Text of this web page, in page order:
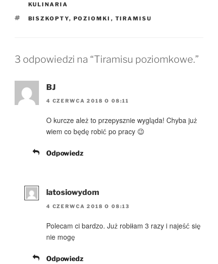
KULINARIA
TAGI
BISZKOPTY, POZIOMKI , TIRAMISU
3 odpowiedzi na “Tiramisu poziomkowe.”
BJ
4 CZERWCA 2018 O 08:11
O kurcze ależ to przepysznie wygląda! Chyba już
wiem co będę robić po pracy 😉
Odpowiedz
latosiowydom
4 CZERWCA 2018 O 08:13
Polecam ci bardzo. Już robiłam 3 razy i najeść się
nie mogę
Odpowiedz